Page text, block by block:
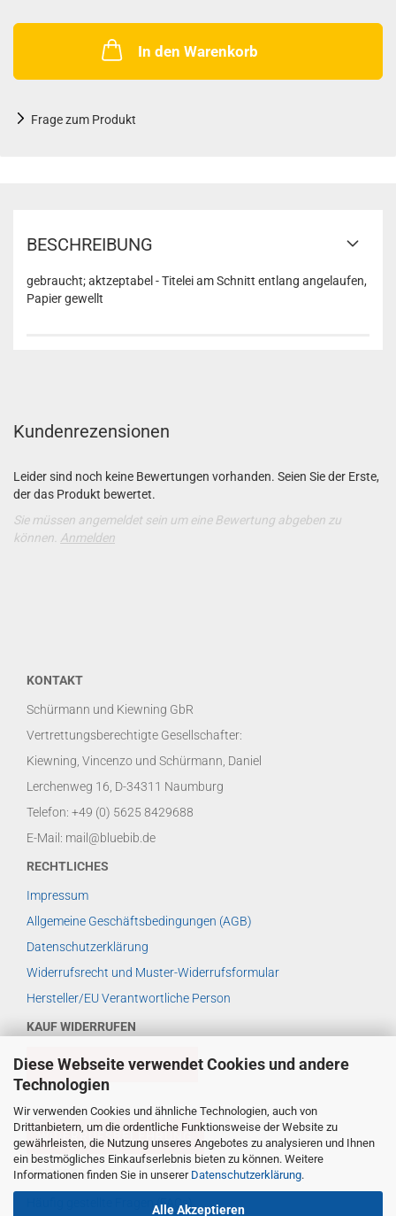
Diese Webseite verwendet Cookies und andere
Technologien
Wir verwenden Cookies und ähnliche Technologien, auch von
Drittanbietern, um die ordentliche Funktionsweise der Website zu
gewährleisten, die Nutzung unseres Angebotes zu analysieren und Ihnen
ein bestmögliches Einkaufserlebnis bieten zu können. Weitere
Informationen finden Sie in unserer Datenschutzerklärung.
Alle Akzeptieren
In den Warenkorb
Frage zum Produkt
BESCHREIBUNG
gebraucht; aktzeptabel - Titelei am Schnitt entlang angelaufen,
Papier gewellt
Kundenrezensionen
Leider sind noch keine Bewertungen vorhanden. Seien Sie der Erste,
der das Produkt bewertet.
Sie müssen angemeldet sein um eine Bewertung abgeben zu
können. Anmelden
KONTAKT
Schürmann und Kiewning GbR
Vertrettungsberechtigte Gesellschafter:
Kiewning, Vincenzo und Schürmann, Daniel
Lerchenweg 16, D-34311 Naumburg
Telefon: +49 (0) 5625 8429688
E-Mail: mail@bluebib.de
RECHTLICHES
Impressum
Allgemeine Geschäftsbedingungen (AGB)
Datenschutzerklärung
Widerrufsrecht und Muster-Widerrufsformular
Hersteller/EU Verantwortliche Person
KAUF WIDERRUFEN
VERTRAG WIDERRUFEN
WIDERRUFSBELEHRUNG
WEITERES ...
Häufig gestellte Fragen (FAQs)